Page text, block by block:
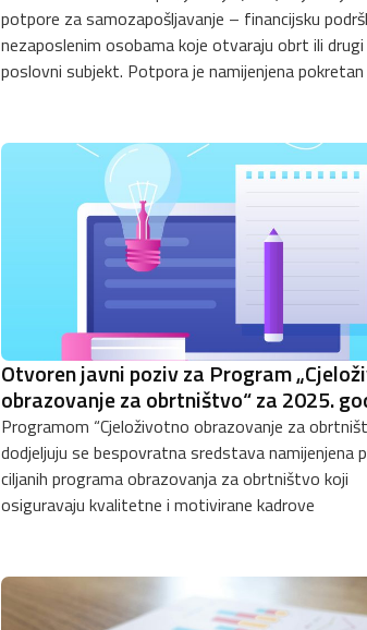
potpore za samozapošljavanje – financijsku
nezaposlenim osobama koje otvaraju obrt ili drugi
poslovni subjekt. Potpora je namijenjena pokretan
Otvoren javni poziv za Program
obrazovanje za obrtništvo“ za 2025.
Programom “Cjeloživotno obrazovanje za
dodjeljuju se bespovratna sredstava namijenjena
ciljanih programa obrazovanja za obrtništvo koji
osiguravaju kvalitetne i motivirane kadrove